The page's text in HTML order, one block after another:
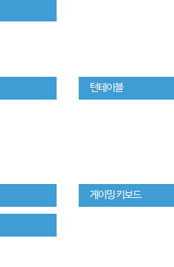
턴테이블
게이밍 키보드